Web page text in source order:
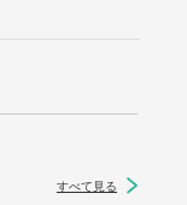
すべて見る